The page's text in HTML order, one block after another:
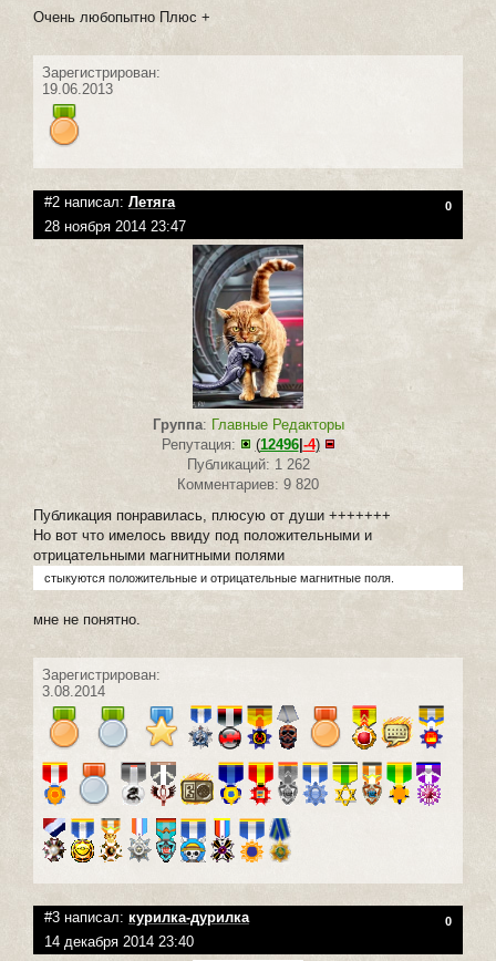
Очень любопытно Плюс +
Зарегистрирован:
19.06.2013
#2 написал: Летяга 0
28 ноября 2014 23:47
Группа: Главные Редакторы
Репутация:
(12496| -4)
Публикаций: 1 262
Комментариев: 9 820
Публикация понравилась, плюсую от души +++++++
Но вот что имелось ввиду под положительными и
отрицательными магнитными полями
стыкуются положительные и отрицательные магнитные поля.
мне не понятно.
Зарегистрирован:
3.08.2014
#3 написал: курилка-дурилка 0
14 декабря 2014 23:40